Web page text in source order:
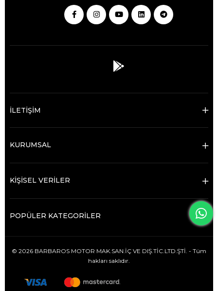
İLETİŞİM
KURUMSAL
KİŞİSEL VERİLER
POPÜLER KATEGORİLER
© 2026 BARBAROS MOTOR MAK.SAN.İÇ VE DIŞ.TİC.LTD.ŞTİ. - Tüm
hakları saklıdır.